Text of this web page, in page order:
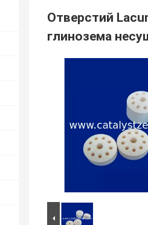
Отверстий
глинозема